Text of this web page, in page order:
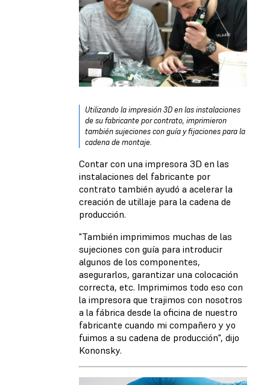
Utilizando la impresión 3D en las instalaciones
de su fabricante por contrato, imprimieron
también sujeciones con guía y fijaciones para la
cadena de montaje.
Contar con una impresora 3D en las
instalaciones del fabricante por
contrato también ayudó a acelerar la
creación de utillaje para la cadena de
producción.
"También imprimimos muchas de las
sujeciones con guía para introducir
algunos de los componentes,
asegurarlos, garantizar una colocación
correcta, etc. Imprimimos todo eso con
la impresora que trajimos con nosotros
a la fábrica desde la oficina de nuestro
fabricante cuando mi compañero y yo
fuimos a su cadena de producción", dijo
Kononsky.